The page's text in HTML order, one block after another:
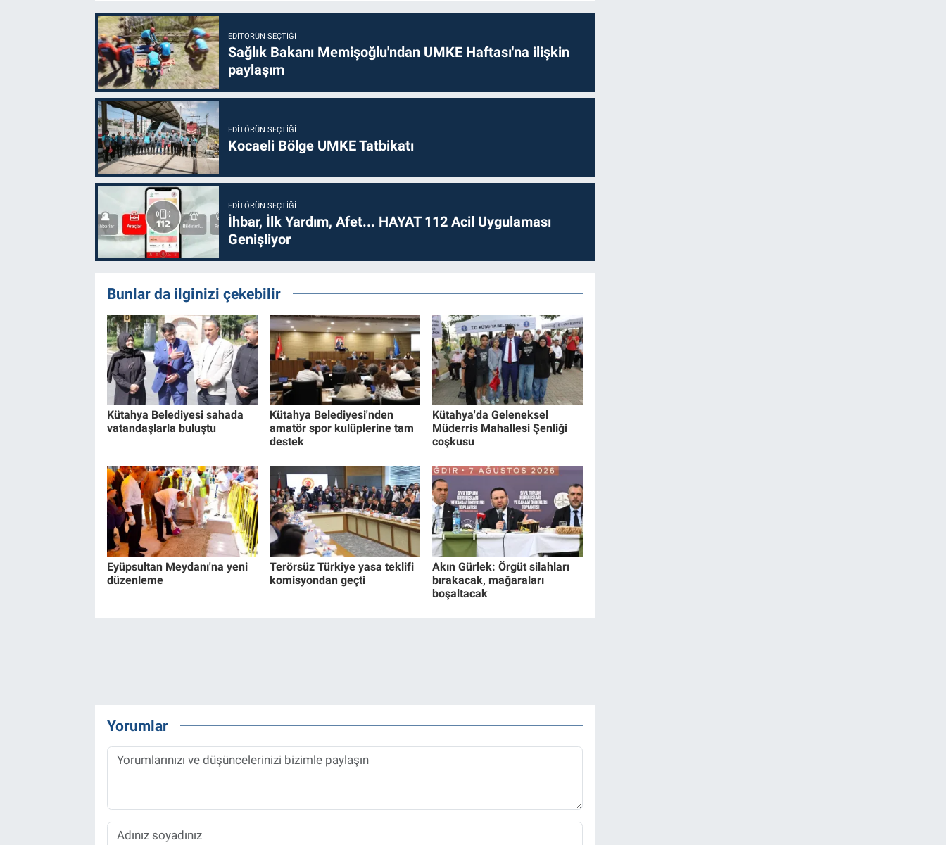
EDITÖRÜN SEÇTIĞI
Sağlık Bakanı Memişoğlu'ndan UMKE Haftası'na ilişkin
paylaşım
EDITÖRÜN SEÇTIĞI
Kocaeli Bölge UMKE Tatbikatı
EDITÖRÜN SEÇTIĞI
İhbar, İlk Yardım, Afet... HAYAT 112 Acil Uygulaması
Genişliyor
Bunlar da ilginizi çekebilir
Kütahya Belediyesi sahada
vatandaşlarla buluştu
Kütahya Belediyesi'nden
amatör spor kulüplerine tam
destek
Kütahya'da Geleneksel
Müderris Mahallesi Şenliği
coşkusu
Eyüpsultan Meydanı'na yeni
düzenleme
Terörsüz Türkiye yasa teklifi
komisyondan geçti
Akın Gürlek: Örgüt silahları
bırakacak, mağaraları
boşaltacak
Yorumlar